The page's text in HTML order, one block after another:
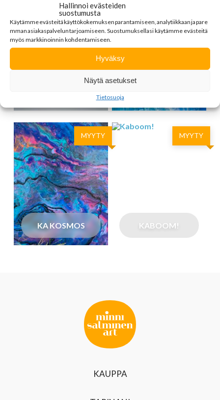
Hallinnoi evästeiden
suostumusta
Käytämmeevästeitäkäyttökokemuksenparantamiseen analytiikkaanjapare
mmanasiakaspalveluntarjoamiseen Suostumuksellasi käytämme evästeitä
myös markkinoinnin kohdentamiseen.
Hyväksy
Näytä asetukset
Tietosuoja
MYYTY
KA KOSMOS
MYYTY
KABOOM!
KAUPPA